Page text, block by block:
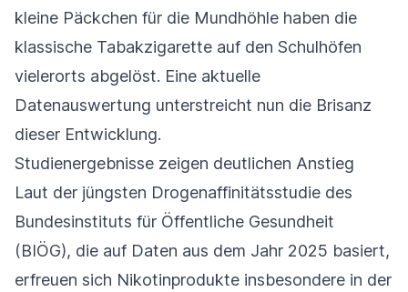
kleine Päckchen für die Mundhöhle haben die
klassische Tabakzigarette auf den Schulhöfen
vielerorts abgelöst. Eine aktuelle
Datenauswertung unterstreicht nun die Brisanz
dieser Entwicklung.
Studienergebnisse zeigen deutlichen Anstieg
Laut der jüngsten Drogenaffinitätsstudie des
Bundesinstituts für Öffentliche Gesundheit
(BIÖG), die auf Daten aus dem Jahr 2025 basiert,
erfreuen sich Nikotinprodukte insbesondere in der